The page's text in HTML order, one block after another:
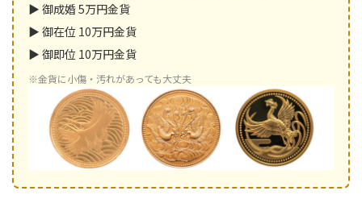
▶ 御成婚 5万円金貨
▶ 御在位 10万円金貨
▶ 御即位 10万円金貨
※金貨に小傷・汚れがあっても大丈夫